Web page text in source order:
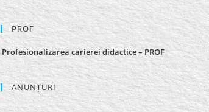
PROF
Profesionalizarea carierei didactice – PROF
ANUNȚURI